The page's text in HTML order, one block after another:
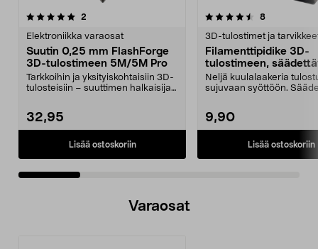
2
Elektroniikka varaosat
Suutin 0,25 mm FlashForge
3D-tulostimeen 5M/5M Pro
Tarkkoihin ja yksityiskohtaisiin 3D-
tulosteisiin – suuttimen halkaisija
32,95
Lisää ostoskoriin
4.5 viidestä
8arvostelut
3D-tulostimet ja
Filamenttipidike 3D-
tulostimeen,
Neljä kuulalaakeria
sujuvaan syöttöön.
9,90
Lisää ostoskoriin
5.0 viidestä
Varaosat